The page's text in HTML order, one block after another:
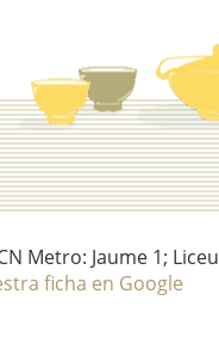
Metro: Jaume 1; Liceu
ficha en Google